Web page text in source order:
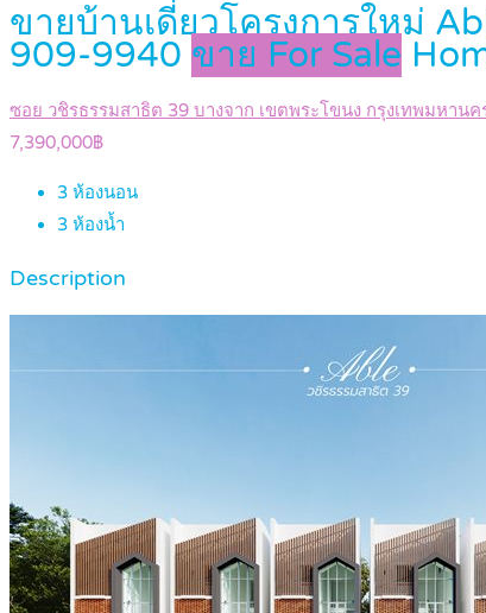
ขายบ้านเดี่ยวโครงการใหม่
909-9940 ขาย For Sale
ซอย วชิรธรรมสาธิต 39 บางจาก เขตพระโขนง กรุงเทพมหานค
7,390,000฿
3 ห้องนอน
3 ห้องน้ำ
Description